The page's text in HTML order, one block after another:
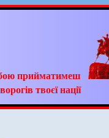
прийматимеш
ворогів твоєї нації